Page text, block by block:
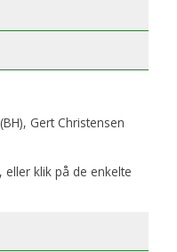
Gert Christensen
klik på de enkelte